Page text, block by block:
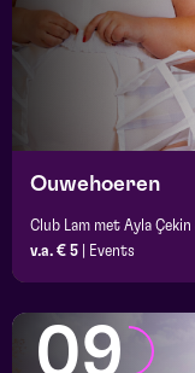
Ouwehoeren
v.a. € 5
Events
09